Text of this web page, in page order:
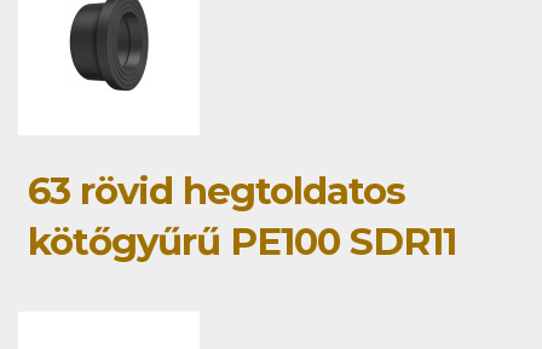
63 rövid hegtoldatos
kötőgyűrű PE100 SDR11